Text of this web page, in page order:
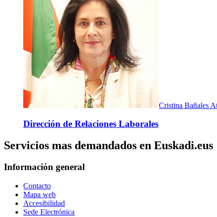
Cristina Bañales
Dirección de Relaciones Laborales
Servicios mas demandados en Euskadi.eus
Información general
Contacto
Mapa web
Accesibilidad
Sede Electrónica